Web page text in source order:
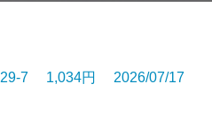
7 1,034円 2026/07/17